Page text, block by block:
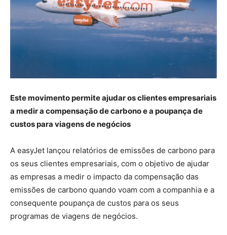
Este movimento permite ajudar os clientes empresariais
a medir a compensação de carbono e a poupança de
custos para viagens de negócios
A easyJet lançou relatórios de emissões de carbono para
os seus clientes empresariais, com o objetivo de ajudar
as empresas a medir o impacto da compensação das
emissões de carbono quando voam com a companhia e a
consequente poupança de custos para os seus
programas de viagens de negócios.